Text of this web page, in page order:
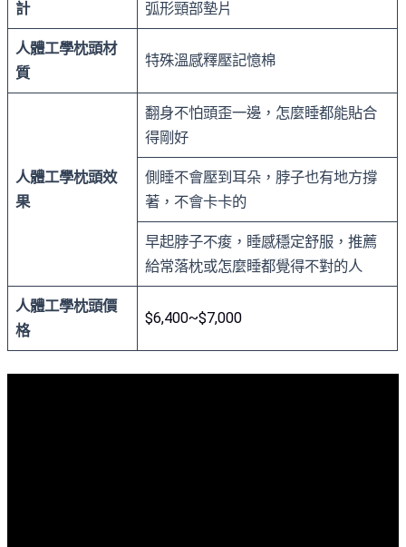
計
弧形頸部墊片
人體工學枕頭材
質
特殊溫感釋壓記憶棉
人體工學枕頭效
果
翻身不怕頭歪一邊，怎麼睡都能貼合
得剛好
側睡不會壓到耳朵，脖子也有地方撐
著，不會卡卡的
早起脖子不痠，睡感穩定舒服，推薦
給常落枕或怎麼睡都覺得不對的人
人體工學枕頭價
格
$6,400~$7,000